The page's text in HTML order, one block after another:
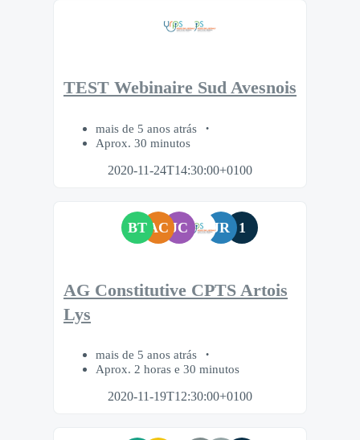
TEST Webinaire Sud Avesnois
mais de 5 anos atrás
Aprox. 30 minutos
2020-11-24T14:30:00+0100
BT AC JC JR 1
AG Constitutive CPTS Artois
Lys
mais de 5 anos atrás
Aprox. 2 horas e 30 minutos
2020-11-19T12:30:00+0100